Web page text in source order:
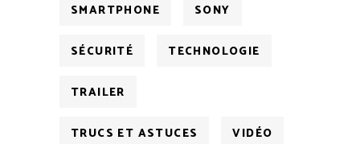
SMARTPHONE SONY
SÉCURITÉ TECHNOLOGIE
TRAILER
TRUCS ET ASTUCES VIDÉO